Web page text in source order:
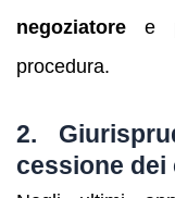
negoziatore e
procedura.
2.
cessione